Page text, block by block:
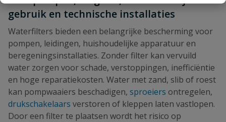
gebruik en technische installaties
Waterfilters bieden een belangrijke bescherming voor
pompen, leidingen, huishoudelijke apparatuur en
beregeningsinstallaties. Zonder filter kan vervuild
water zorgen voor schade, verstoppingen, inefficiëntie
en hoge reparatiekosten. Water met zand, slib of roest
kan pompwaaiers beschadigen, sproeiers ontregelen,
drukschakelaars verstoren of kleppen laten vastlopen.
Door een filter te plaatsen wordt het risico op